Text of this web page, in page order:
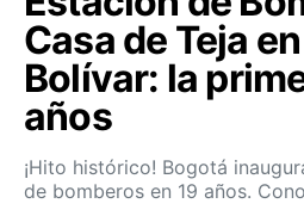
Casa de Teja
Bolívar: la
años
¡Hito histórico! Bogotá
de bomberos en 19 años.